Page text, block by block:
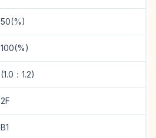
50(%)
100(%)
(1.0：1.2)
2F
B1